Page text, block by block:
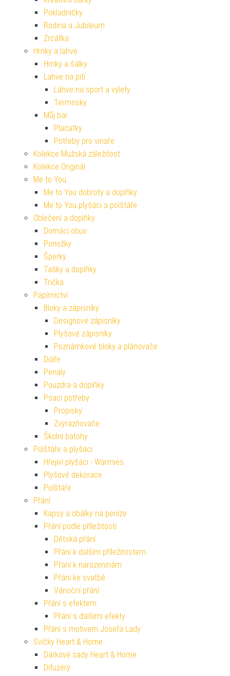
Pokladničky
Rodina a Jubileum
Zrcátka
Hrnky a lahve
Hrnky a šálky
Lahve na pití
Láhve na sport a výlety
Termosky
Můj bar
Placatky
Potřeby pro vinaře
Kolekce Mužská záležitost
Kolekce Originál
Me to You
Me to You dobroty a doplňky
Me to You plyšáci a polštáře
Oblečení a doplňky
Domácí obuv
Ponožky
Šperky
Tašky a doplňky
Trička
Papírnictví
Bloky a zápisníky
Designové zápisníky
Plyšové zápisníky
Poznámkové bloky a plánovače
Diáře
Penály
Pouzdra a doplňky
Psací potřeby
Propisky
Zvýrazňovače
Školní batohy
Polštáře a plyšáci
Hřejiví plyšáci - Warmies
Plyšové dekorace
Polštáře
Přání
Kapsy a obálky na peníze
Přání podle příležitosti
Dětská přání
Přání k dalším příležitostem
Přání k narozeninám
Přání ke svatbě
Vánoční přání
Přání s efektem
Přání s dalšími efekty
Přání s motivem Josefa Lady
Svíčky Heart & Home
Dárkové sady Heart & Home
Difuzéry